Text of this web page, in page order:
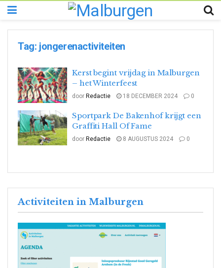
Tag: jongerenactiviteiten
Kerst begint vrijdag in Malburgen
– het Winterfeest
door Redactie 18 DECEMBER 2024 0
Sportpark De Bakenhof krijgt een
Graffiti Hall Of Fame
door Redactie 8 AUGUSTUS 2024 0
Activiteiten in Malburgen